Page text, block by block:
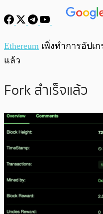
พร้อมเล่น
Ethereum เพิ่งทำการอัปเก
แล้ว
Fork สำเร็จแล้ว